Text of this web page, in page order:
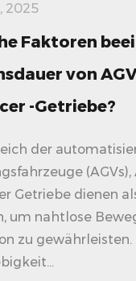
2025
Faktoren
von
-Getriebe?
der
Getriebe dienen
um nahtlose
zu gewährleisten.